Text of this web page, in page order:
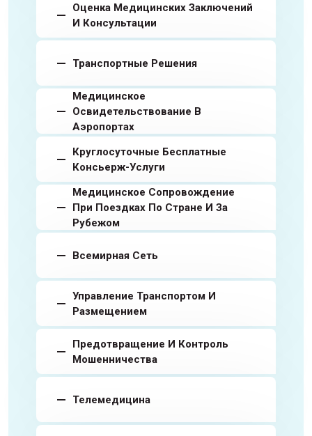
Оценка Медицинских Заключений
И Консультации
Транспортные Решения
Медицинское
Освидетельствование В
Аэропортах
Круглосуточные Бесплатные
Консьерж-Услуги
Медицинское Сопровождение
При Поездках По Стране И За
Рубежом
Всемирная Сеть
Управление Транспортом И
Размещением
Предотвращение И Контроль
Мошенничества
Телемедицина